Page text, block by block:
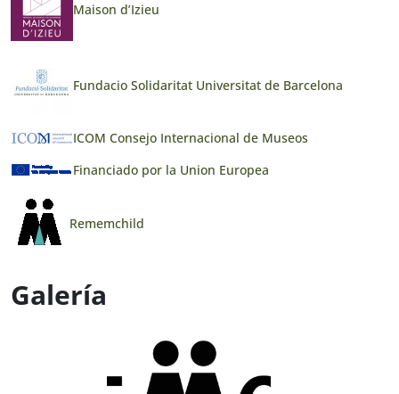
Maison d’Izieu
Fundacio Solidaritat Universitat de Barcelona
ICOM Consejo Internacional de Museos
Financiado por la Union Europea
Rememchild
Galería